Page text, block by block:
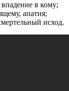
в кому;
апатия;
исход.